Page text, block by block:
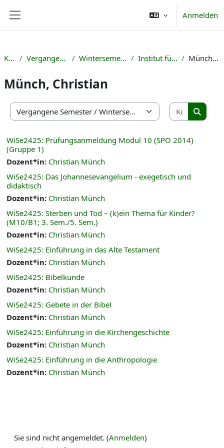
Anmelden
Kurse Vergangene Semester Wintersemester 2024/25 Institut für Theologie Münch, Christian
Münch, Christian
Kursbereiche
Kurse
Kurse
WiSe2425: Prüfungsanmeldung Modul 10 (SPO 2014)
(Gruppe 1)
Dozent*in: Christian Münch
WiSe2425: Das Johannesevangelium - exegetisch und
didaktisch
Dozent*in: Christian Münch
WiSe2425: Sterben und Tod – (k)ein Thema für Kinder?
(M10/B1; 3. Sem./5. Sem.)
Dozent*in: Christian Münch
WiSe2425: Einführung in das Alte Testament
Dozent*in: Christian Münch
WiSe2425: Bibelkunde
Dozent*in: Christian Münch
WiSe2425: Gebete in der Bibel
Dozent*in: Christian Münch
WiSe2425: Einführung in die Kirchengeschichte
Dozent*in: Christian Münch
WiSe2425: Einführung in die Anthropologie
Dozent*in: Christian Münch
Sie sind nicht angemeldet. (Anmelden)